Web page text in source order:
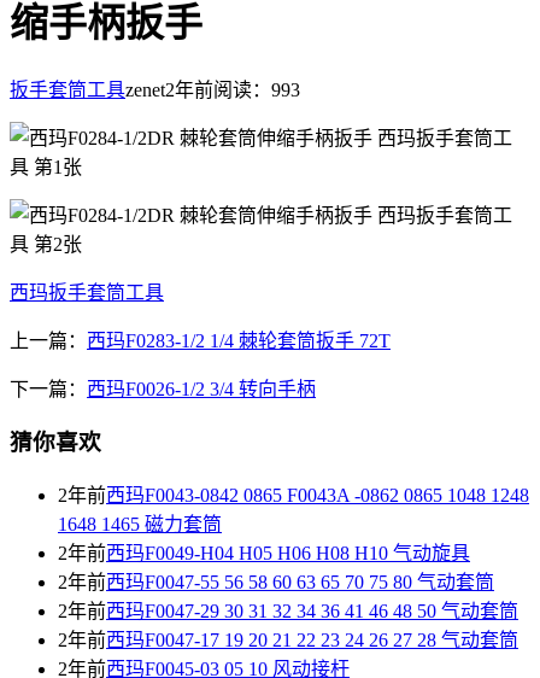
缩手柄扳手
扳手套筒工具zenet2年前阅读：993
西玛扳手套筒工具
上一篇： 西玛F0283-1/2 1/4 棘轮套筒扳手 72T
下一篇： 西玛F0026-1/2 3/4 转向手柄
猜你喜欢
2年前西玛F0043-0842 0865 F0043A -0862 0865 1048 1248
1648 1465 磁力套筒
2年前西玛F0049-H04 H05 H06 H08 H10 气动旋具
2年前西玛F0047-55 56 58 60 63 65 70 75 80 气动套筒
2年前西玛F0047-29 30 31 32 34 36 41 46 48 50 气动套筒
2年前西玛F0047-17 19 20 21 22 23 24 26 27 28 气动套筒
2年前西玛F0045-03 05 10 风动接杆